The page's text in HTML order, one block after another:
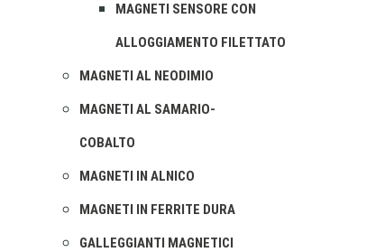
MAGNETI SENSORE CON
ALLOGGIAMENTO FILETTATO
MAGNETI AL NEODIMIO
MAGNETI AL SAMARIO-
COBALTO
MAGNETI IN ALNICO
MAGNETI IN FERRITE DURA
GALLEGGIANTI MAGNETICI